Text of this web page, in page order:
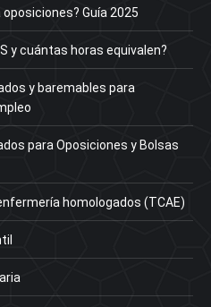
Guía 2025
y cuántas horas equivalen?
y baremables para
para Oposiciones y Bolsas
homologados (TCAE)